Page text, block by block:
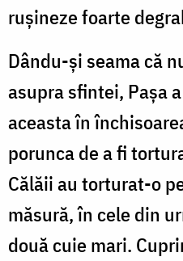
rușineze foarte
Dându-și seama că
asupra sfintei, Pașa
aceasta în
porunca de a fi
Călăii au torturat-o
măsură, în cele din
două cuie mari.